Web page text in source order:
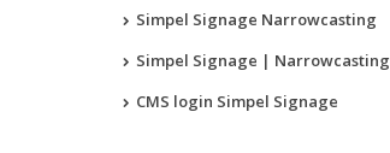
Simpel Signage Narrowcasting
Simpel Signage | Narrowcasting
CMS login Simpel Signage